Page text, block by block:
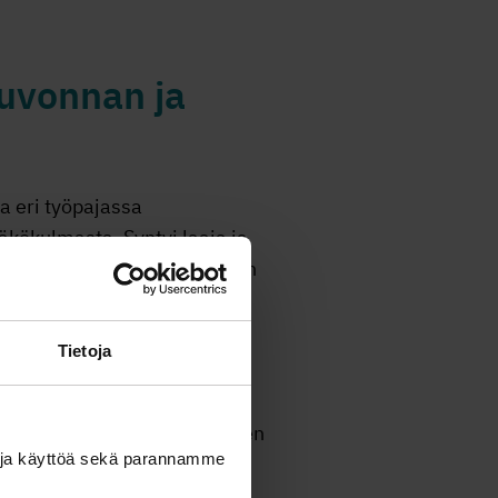
Tietoja
käyttöä sekä parannamme
ja
eri työpajassa
Syntyi laaja ja
hyviä käytäntöjä nuorten
asioiden luonteva
ja tukeminen
tukemaan nuoren